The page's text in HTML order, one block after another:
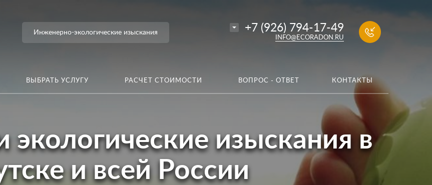
Инженерно-экологические изыскания +7 (926) 794-17-49
INFO@ECORADON.RU
ВЫБРАТЬ УСЛУГУ РАСЧЕТ СТОИМОСТИ ВОПРОС - ОТВЕТ КОНТАКТЫ
изыскания в
и всей России